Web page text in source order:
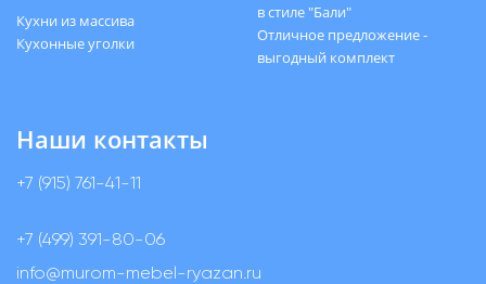
Кухни из массива
Кухонные уголки
в стиле "Бали"
Отличное предложение -
выгодный комплект
Наши контакты
+7 (915) 761-41-11
+7 (499) 391-80-06
info@murom-mebel-ryazan.ru